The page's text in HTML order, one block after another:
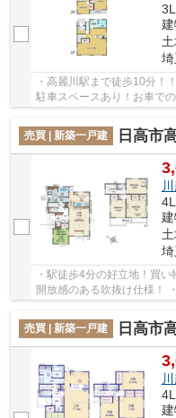
・高麗川駅まで徒歩10分！
駐車スペースあり！お車で
売買 | 新築一戸建
日高市高麗川1
・駅徒歩4分の好立地！買
開放感のある吹抜け仕様！
家事効率アップ
売買 | 新築一戸建
日高市高麗川1